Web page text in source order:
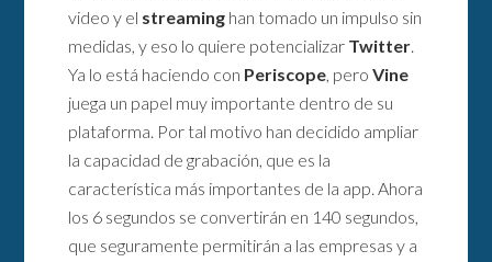
video y el streaming han tomado un impulso sin
medidas, y eso lo quiere potencializar Twitter.
Ya lo está haciendo con Periscope, peroVine
juega un papel muy importante dentro de su
plataforma. Por tal motivo han decidido ampliar
la capacidad de grabación, que es la
característica más importantes de la app. Ahora
los 6 segundos se convertirán en 140 segundos,
que seguramente permitirán a las empresas y a